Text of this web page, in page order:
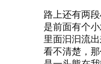
路上还有两
是前面有个
里面汩汩流
看不清楚，